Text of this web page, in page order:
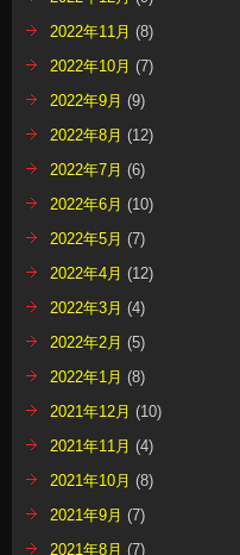
2022年11月 (8)
2022年10月 (7)
2022年9月 (9)
2022年8月 (12)
2022年7月 (6)
2022年6月 (10)
2022年5月 (7)
2022年4月 (12)
2022年3月 (4)
2022年2月 (5)
2022年1月 (8)
2021年12月 (10)
2021年11月 (4)
2021年10月 (8)
2021年9月 (7)
2021年8月 (7)